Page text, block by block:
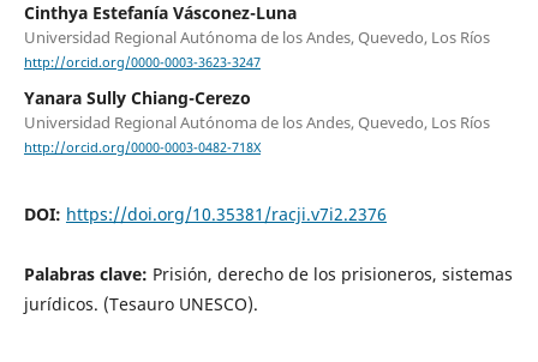
Cinthya Estefanía Vásconez-Luna
Universidad Regional Autónoma de los Andes, Quevedo, Los Ríos
http://orcid.org/0000-0003-3623-3247
Yanara Sully Chiang-Cerezo
Universidad Regional Autónoma de los Andes, Quevedo, Los Ríos
http://orcid.org/0000-0003-0482-718X
DOI: https://doi.org/10.35381/racji.v7i2.2376
Palabras clave: Prisión, derecho de los prisioneros, sistemas
jurídicos. (Tesauro UNESCO).